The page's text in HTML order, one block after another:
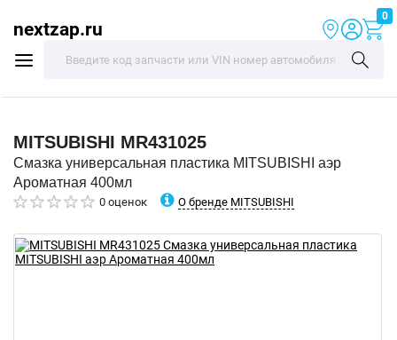
nextzap.ru
0
MITSUBISHI MR431025
Смазка универсальная пластика MITSUBISHI аэр
Ароматная 400мл
0 оценок О бренде MITSUBISHI